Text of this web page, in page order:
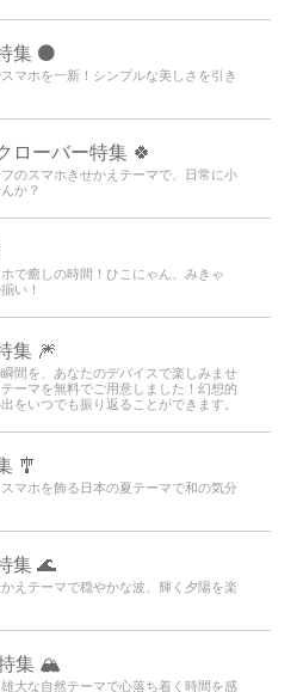
集 ⚫️
マホを一新！シンプルな美しさを引き
ローバー特集 🍀
のスマホきせかえテーマで、日常に小
か？
で癒しの時間！ひこにゃん、みきゃ
い！
集 🎆
間を、あなたのデバイスで楽しみませ
ーマを無料でご用意しました！幻想的
をいつでも振り返ることができます。
🎐
マホを飾る日本の夏テーマで和の気分
集 🌊
えテーマで穏やかな波、輝く夕陽を楽
集 🏔️
大な自然テーマで心落ち着く時間を感